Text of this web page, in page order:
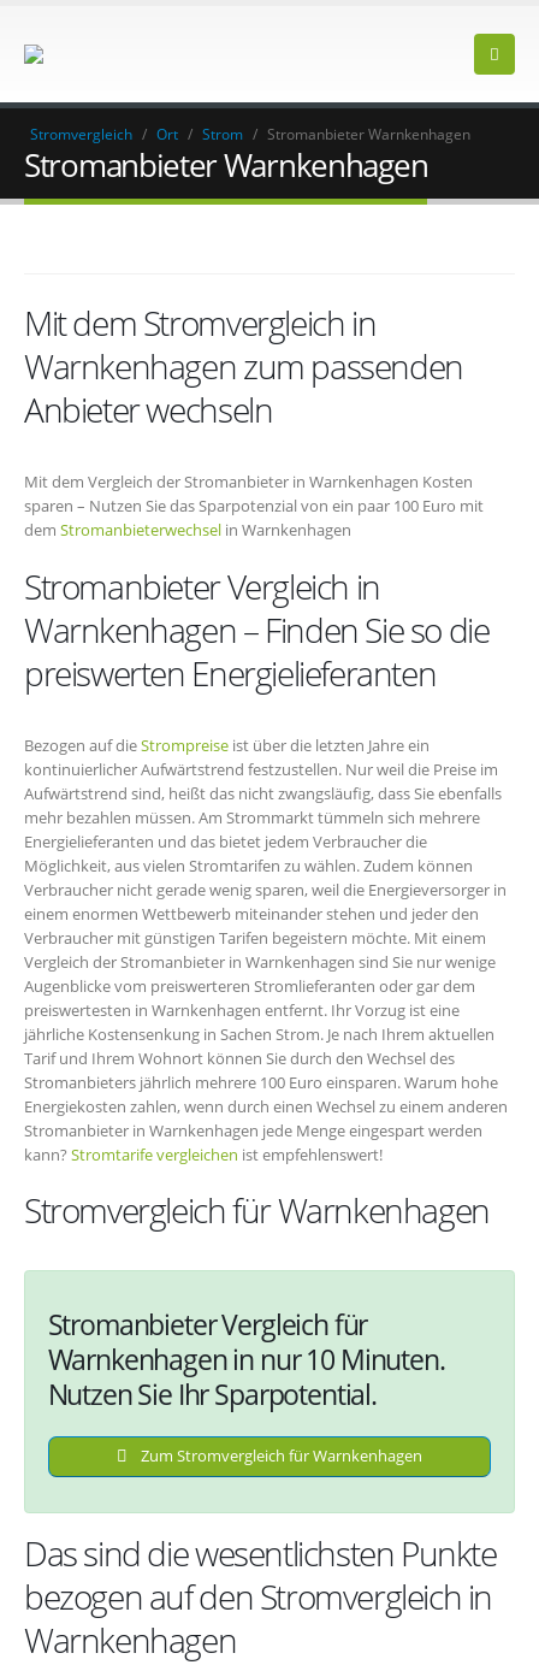
Stromvergleich / Ort / Strom / Stromanbieter Warnkenhagen
Stromanbieter Warnkenhagen
Mit dem Stromvergleich in
Warnkenhagen zum passenden
Anbieter wechseln
Mit dem Vergleich der Stromanbieter in Warnkenhagen Kosten
sparen – Nutzen Sie das Sparpotenzial von ein paar 100 Euro mit
dem Stromanbieterwechsel in Warnkenhagen
Stromanbieter Vergleich in
Warnkenhagen – Finden Sie so die
preiswerten Energielieferanten
Bezogen auf dieStrompreise ist über die letzten Jahre ein
kontinuierlicher Aufwärtstrend festzustellen. Nur weil die Preise im
Aufwärtstrend sind, heißt das nicht zwangsläufig, dass Sie ebenfalls
mehr bezahlen müssen. Am Strommarkt tümmeln sich mehrere
Energielieferanten und das bietet jedem Verbraucher die
Möglichkeit, aus vielen Stromtarifen zu wählen. Zudem können
Verbraucher nicht gerade wenig sparen, weil die Energieversorger in
einem enormen Wettbewerb miteinander stehen und jeder den
Verbraucher mit günstigen Tarifen begeistern möchte. Mit einem
Vergleich der Stromanbieter in Warnkenhagen sind Sie nur wenige
Augenblicke vom preiswerteren Stromlieferanten oder gar dem
preiswertesten in Warnkenhagen entfernt. Ihr Vorzug ist eine
jährliche Kostensenkung in Sachen Strom. Je nach Ihrem aktuellen
Tarif und Ihrem Wohnort können Sie durch den Wechsel des
Stromanbieters jährlich mehrere 100 Euro einsparen. Warum hohe
Energiekosten zahlen, wenn durch einen Wechsel zu einem anderen
Stromanbieter in Warnkenhagen jede Menge eingespart werden
kann? Stromtarife vergleichen ist empfehlenswert!
Stromvergleich für Warnkenhagen
Stromanbieter Vergleich für
Warnkenhagen in nur 10 Minuten.
Nutzen Sie Ihr Sparpotential.
Zum Stromvergleich für Warnkenhagen
Das sind die wesentlichsten Punkte
bezogen auf den Stromvergleich in
Warnkenhagen